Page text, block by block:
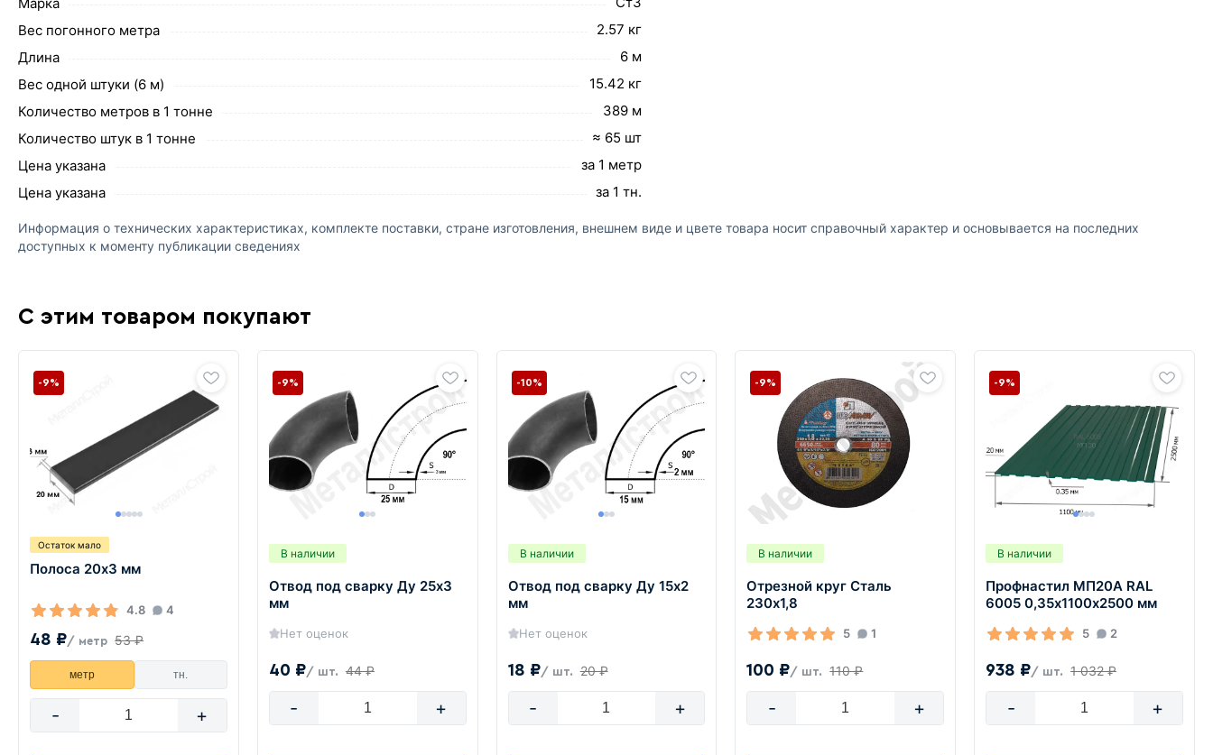
Вес погонного метра
2.57 кг
Длина
6 м
Вес одной штуки (6 м)
15.42 кг
Количество метров в 1 тонне
389 м
Количество штук в 1 тонне
≈ 65 шт
Цена указана
за 1 метр
Цена указана
за 1 тн.
Информация о технических характеристиках, комплекте поставки, стране изготовления, внешнем виде и цвете товара носит справочный характер и основывается на последних
доступных к моменту публикации сведениях
С этим товаром покупают
Остаток мало
Полоса 20х3 мм
4.8 4
48 ₽/ метр 53 ₽
-9%
метр тн.
- +
В наличии
Отвод под сварку Ду 25х3
мм
Нет оценок
40 ₽/ шт. 44 ₽
-9%
- +
В наличии
Отвод под сварку Ду 15х2
мм
Нет оценок
18 ₽/ шт. 20 ₽
-10%
- +
В наличии
Отрезной круг Сталь
230х1,8
5 1
100 ₽/ шт. 110 ₽
-9%
- +
В наличии
Профнастил МП20А RAL
6005 0,35х1100х2500 мм
5 2
938 ₽/ шт. 1 032 ₽
-9%
- +